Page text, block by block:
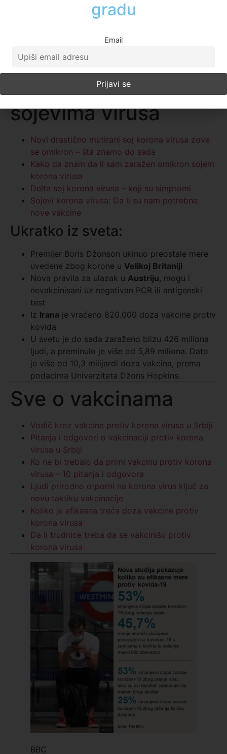
Kako prepoznati simptome
The British Broadcasting Corporation
Sve o novim
sojevima virusa
Novi drastično mutirani soj korona virusa zove
se omikron – šta znamo do sada
Kako da znam da li sam zaražen omikron sojem
korona virusa
Delta soj korona virusa – koji su simptomi
Sojevi korona virusa: Da li su nam potrebne
nove vakcine
Ukratko iz sveta:
Premijer Boris Džonson ukinuo preostale mere
uvedene zbog korone u Velikoj Britaniji
Nova pravila za ulazak u Austriju, mogu i
nevakcinisani uz negativan PCR ili antigenski
test
Iz Irana je vraćeno 820.000 doza vakcine protiv
kovida
U svetu je do sada zaraženo blizu 426 miliona
ljudi, a preminulo je više od 5,89 miliona. Dato
je više od 10,3 milijardi doza vakcina, prema
podacima Univerziteta Džons Hopkins.
Sve o vakcinama
Vodič kroz vakcine protiv korona virusa u Srbiji
Pitanja i odgovori o vakcinaciji protiv korona
virusa u Srbiji
Ko ne bi trebalo da primi vakcinu protiv korona
virusa – 10 pitanja i odgovora
Ljudi prirodno otporni na korona virus ključ za
novu taktiku vakcinacije
Koliko je efikasna treća doza vakcine protiv
korona virusa
Da li trudnice treba da se vakcinišu protiv
korona virusa
BBC